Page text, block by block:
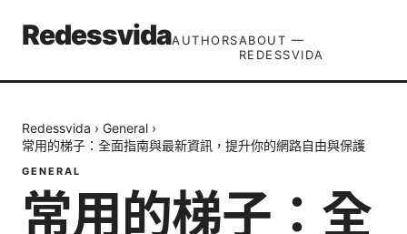
RedessvidaAUTHORSABOUT —
REDESSVIDA
Redessvida › General ›
常用的梯子：全面指南與最新資訊，提升你的網路自由與保護
GENERAL
常用的梯子：全